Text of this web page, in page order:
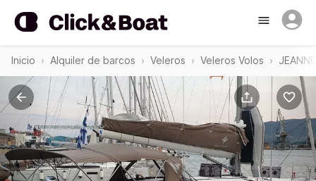
Inicio Alquiler de barcos Veleros Veleros Volos